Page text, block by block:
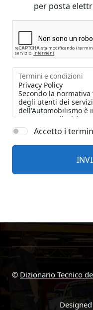
per posta
Termini e condizioni
Accetto i
© Dizionario Tecnico